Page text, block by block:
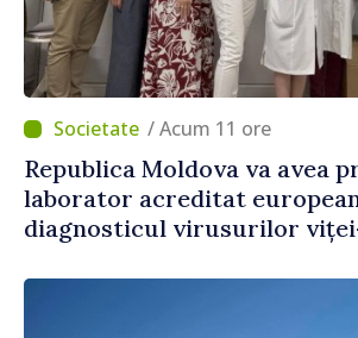
/ Acum 11 ore
Republica Moldova va avea
laborator acreditat
diagnosticul virusurilor